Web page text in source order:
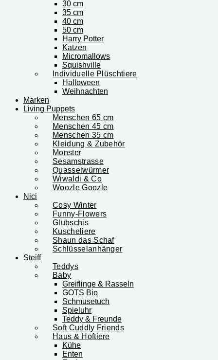
30 cm
35 cm
40 cm
50 cm
Harry Potter
Katzen
Micromallows
Squishville
Individuelle Plüschtiere
Halloween
Weihnachten
Marken
Living Puppets
Menschen 65 cm
Menschen 45 cm
Menschen 35 cm
Kleidung & Zubehör
Monster
Sesamstrasse
Quasselwürmer
Wiwaldi & Co
Woozle Goozle
Nici
Cosy Winter
Funny-Flowers
Glubschis
Kuscheliere
Shaun das Schaf
Schlüsselanhänger
Steiff
Teddys
Baby
Greiflinge & Rasseln
GOTS Bio
Schmusetuch
Spieluhr
Teddy & Freunde
Soft Cuddly Friends
Haus & Hoftiere
Kühe
Enten